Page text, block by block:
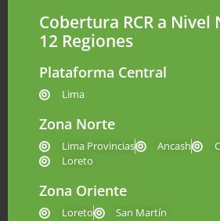
Cobertura RCR a Nivel
12 Regiones
Plataforma Central
Lima
Zona Norte
Lima Provincias Ancash
Loreto
Zona Oriente
Loreto San Martín